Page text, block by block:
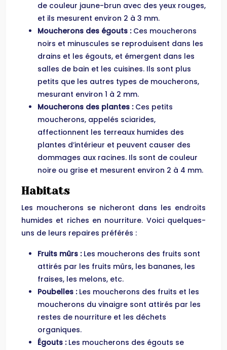
de couleur jaune-brun avec des yeux rouges,
et ils mesurent environ 2 à 3 mm.
Moucherons des égouts : Ces moucherons
noirs et minuscules se reproduisent dans les
drains et les égouts, et émergent dans les
salles de bain et les cuisines. Ils sont plus
petits que les autres types de moucherons,
mesurant environ 1 à 2 mm.
Moucherons des plantes : Ces petits
moucherons, appelés sciarides,
affectionnent les terreaux humides des
plantes d’intérieur et peuvent causer des
dommages aux racines. Ils sont de couleur
noire ou grise et mesurent environ 2 à 4 mm.
Habitats
Les moucherons se nicheront dans les endroits
humides et riches en nourriture. Voici quelques-
uns de leurs repaires préférés :
Fruits mûrs : Les moucherons des fruits sont
attirés par les fruits mûrs, les bananes, les
fraises, les melons, etc.
Poubelles : Les moucherons des fruits et les
moucherons du vinaigre sont attirés par les
restes de nourriture et les déchets
organiques.
Égouts : Les moucherons des égouts se